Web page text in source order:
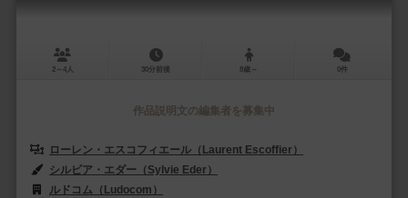
2～4人 30分前後 8歳～ 0件
作品説明文の編集者を募集中
ローレン・エスコフィエール（Laurent Escoffier）
シルビア・エダー（Sylvie Eder）
ルドコム（Ludocom）